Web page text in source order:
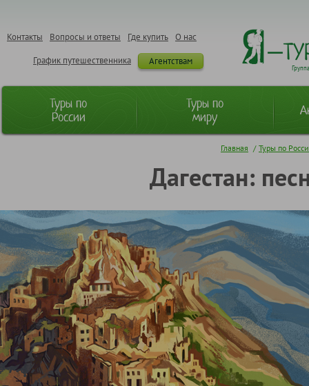
О нас
Где купить
Вопросы и ответы
Контакты
Агентствам
График путешественника
Туры по
России
Туры по
миру
Главная / Туры по
Дагестан: